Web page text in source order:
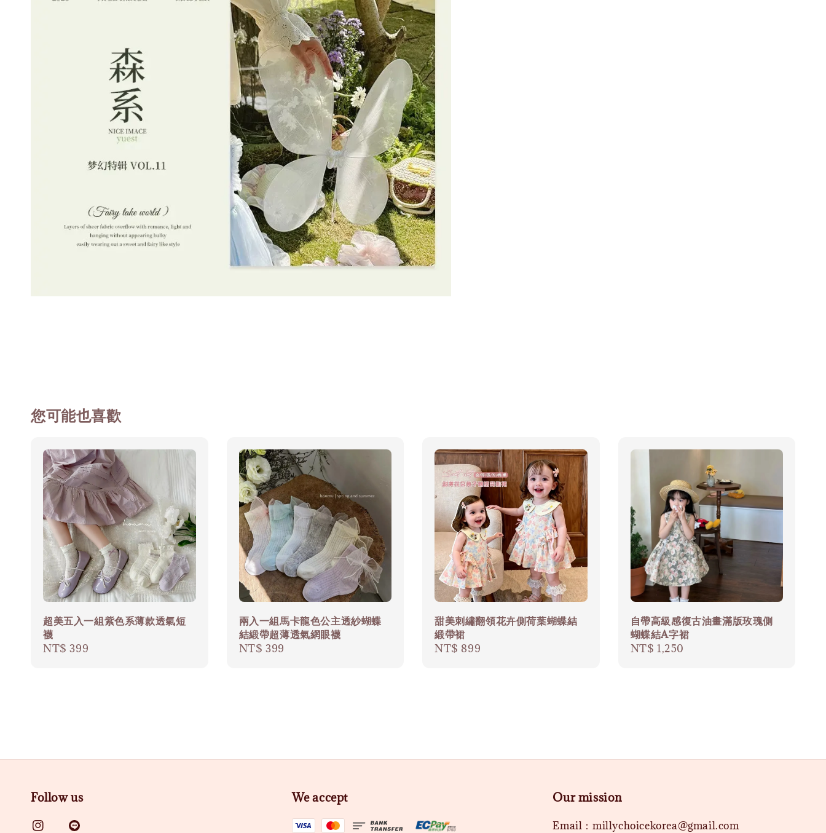
您可能也喜歡
超美五入一組紫色系薄款透氣短
襪
Regular
NT$ 399
兩入一組馬卡龍色公主透紗蝴蝶
結緞帶超薄透氣網眼襪
Regular
NT$ 399
甜美刺繡翻領花卉側荷葉蝴蝶結
緞帶裙
Regular
NT$ 899
自帶高級感復古油畫滿版玫瑰側
蝴蝶結A字裙
Regular
NT$ 1,250
Follow us We accept Our mission
Email：millychoicekorea@gmail.com